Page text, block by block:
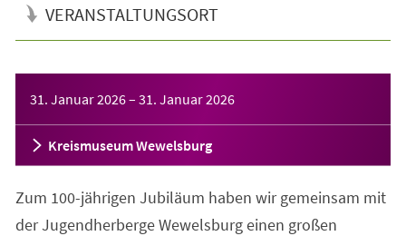
VERANSTALTUNGSORT
31. Januar 2026– 31. Januar 2026
Kreismuseum Wewelsburg
Zum 100-jährigen Jubiläum haben wir gemeinsam mit
der Jugendherberge Wewelsburg einen großen